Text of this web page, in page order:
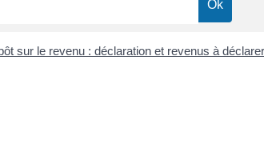
sur le revenu : déclaration et revenus à déclarer